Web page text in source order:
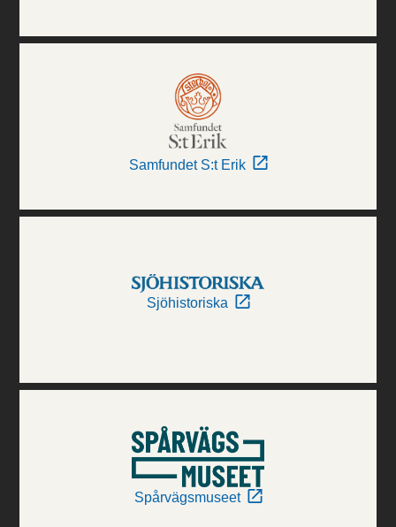
Samfundet S:t Erik
Sjöhistoriska
Spårvägsmuseet